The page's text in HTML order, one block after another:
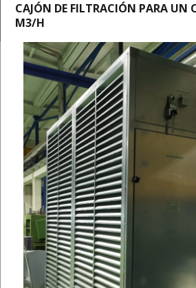
CAJÓN DE FILTRACIÓN PARA UN
M3/H